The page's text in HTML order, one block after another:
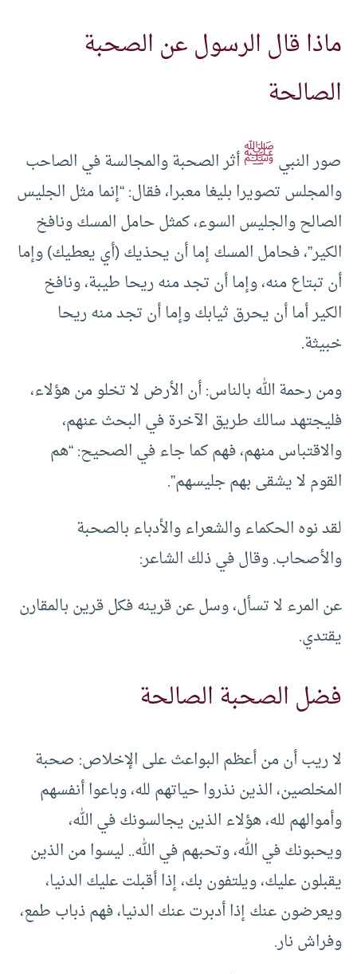
ماذا قال الرسول عن الصحبة
الصالحة
صور النبيﷺأثر الصحبة والمجالسة في الصاحب
والمجلس تصويرا بليغا معبرا، فقال: “إنما مثل الجليس
الصالح والجليس السوء، كمثل حامل المسك ونافخ
الكير”، فحامل المسك إما أن يحذيك (أي يعطيك) وإما
أن تبتاع منه، وإما أن تجد منه ريحا طيبة، ونافخ
الكير أما أن يحرق ثيابك وإما أن تجد منه ريحا
خبيثة.
ومن رحمة الله بالناس: أن الأرض لا تخلو من هؤلاء،
فليجتهد سالك طريق الآخرة في البحث عنهم،
والاقتباس منهم، فهم كما جاء في الصحيح: “هم
القوم لا يشقى بهم جليسهم”.
لقد نوه الحكماء والشعراء والأدباء بالصحبة
والأصحاب. وقال في ذلك الشاعر:
عن المرء لا تسأل، وسل عن قرينه فكل قرين بالمقارن
يقتدي.
فضل الصحبة الصالحة
لا ريب أن من أعظم البواعث على الإخلاص: صحبة
المخلصين، الذين نذروا حياتهم لله، وباعوا أنفسهم
وأموالهم لله، هؤلاء الذين يجالسونك في الله،
ويحبونك في الله، وتحبهم في الله.. ليسوا من الذين
يقبلون عليك، ويلتفون بك، إذا أقبلت عليك الدنيا،
ويعرضون عنك إذا أدبرت عنك الدنيا، فهم ذباب طمع،
وفراش نار.